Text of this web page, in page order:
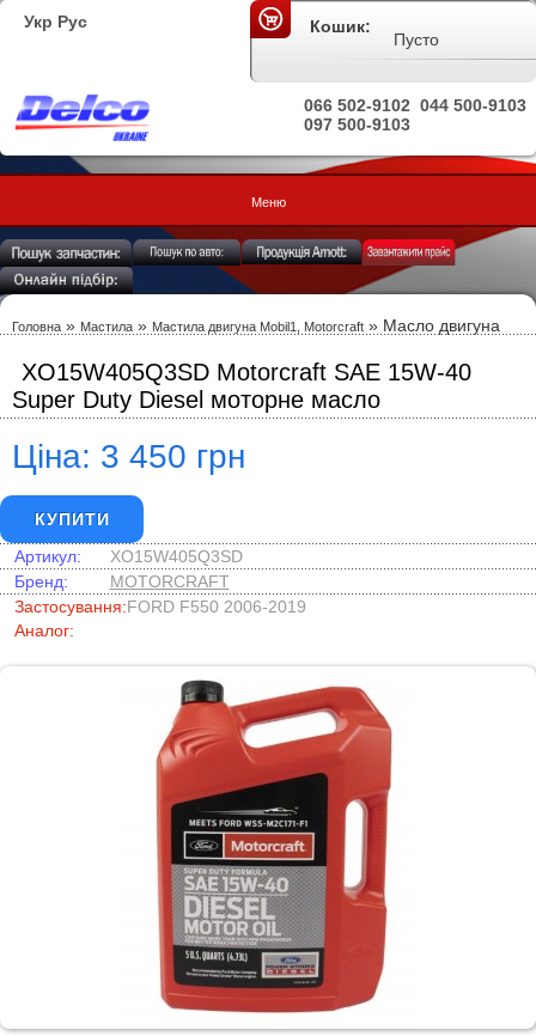
Укр Рус
044 500-9103
066 502-9102
097 500-9103
Кошик:
Пусто
Меню
Головна » Мастила » Мастила двигуна Mobil1, Motorcraft » Масло двигуна
XO15W405Q3SD Motorcraft SAE 15W-40
Super Duty Diesel моторне масло
Ціна: 3 450 грн
КУПИТИ
Артикул:
XO15W405Q3SD
Бренд:
MOTORCRAFT
Застосування:FORD F550 2006-2019
Аналог: